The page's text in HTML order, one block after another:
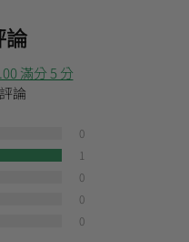
論
滿分 5 分
論
0
1
0
0
0